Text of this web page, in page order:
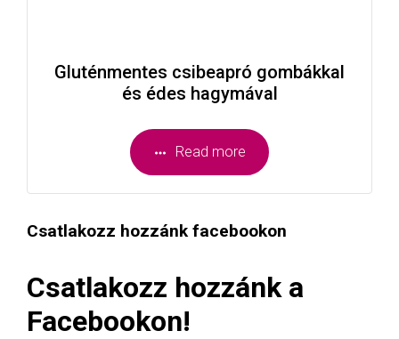
Gluténmentes csibeapró gombákkal
és édes hagymával
Read more
Csatlakozz hozzánk facebookon
Csatlakozz hozzánk a
Facebookon!